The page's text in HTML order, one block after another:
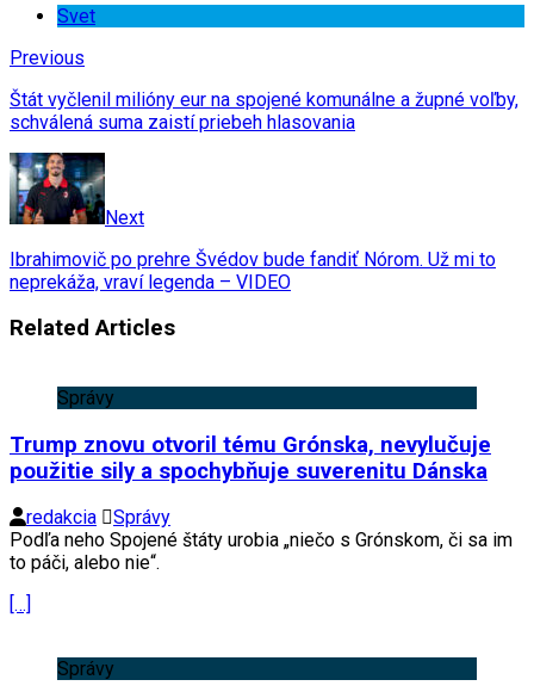
Svet
Previous
Štát vyčlenil milióny eur na spojené komunálne a župné voľby,
schválená suma zaistí priebeh hlasovania
Next
Ibrahimovič po prehre Švédov bude fandiť Nórom. Už mi to
neprekáža, vraví legenda – VIDEO
Related Articles
Správy
Trump znovu otvoril tému Grónska, nevylučuje
použitie sily a spochybňuje suverenitu Dánska
redakcia
Správy
Podľa neho Spojené štáty urobia „niečo s Grónskom, či sa im
to páči, alebo nie“.
[…]
Správy